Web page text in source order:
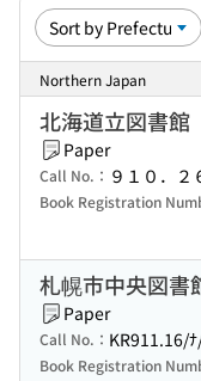
Northern Japan
北海道立図書館
Paper
Call No.： ９１０．２
Book Registration
札幌市中央図書
Paper
Call No.： KR911.16/
Book Registration